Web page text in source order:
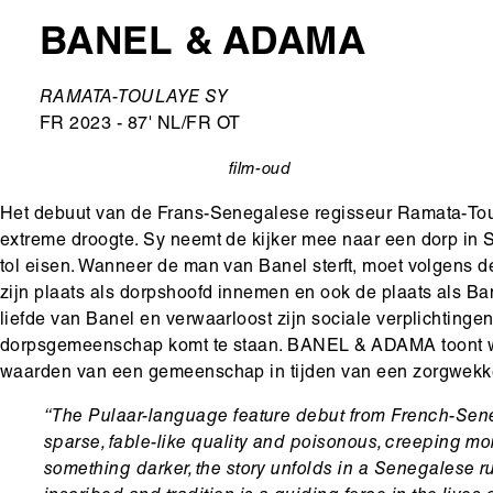
BANEL & ADAMA
Ondertitel
RAMATA-TOULAYE SY
FR 2023 - 87' NL/FR OT
film-oud
Het debuut van de Frans-Senegalese regisseur Ramata-
extreme droogte. Sy neemt de kijker mee naar een dorp
tol eisen. Wanneer de man van Banel sterft, moet volgens
zijn plaats als dorpshoofd innemen en ook de plaats als
liefde van Banel en verwaarloost zijn sociale
dorpsgemeenschap komt te staan. BANEL & ADAMA
waarden van een gemeenschap in tijden van een
“The Pulaar-language feature debut from French-
sparse, fable-like quality and poisonous, creeping
something darker, the story unfolds in a Senegalese